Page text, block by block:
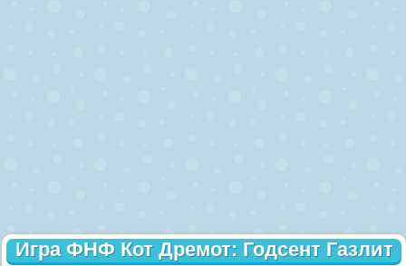
Игра ФНФ Кот Дремот: Годсент Газлит